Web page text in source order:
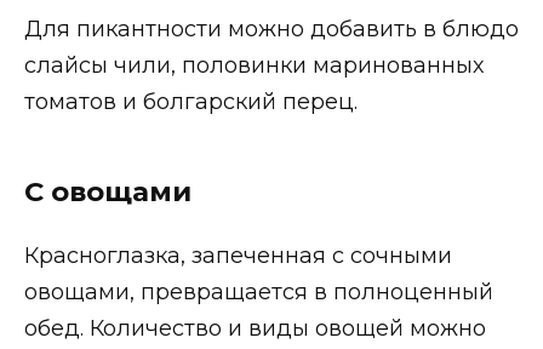
Для пикантности можно добавить в блюдо
слайсы чили, половинки маринованных
томатов и болгарский перец.
С овощами
Красноглазка, запеченная с сочными
овощами, превращается в полноценный
обед. Количество и виды овощей можно